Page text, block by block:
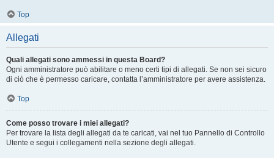
Top
Allegati
Quali allegati sono ammessi in questa Board?
Ogni amministratore può abilitare o meno certi tipi di allegati. Se non sei sicuro
di ciò che è permesso caricare, contatta l’amministratore per avere assistenza.
Top
Come posso trovare i miei allegati?
Per trovare la lista degli allegati da te caricati, vai nel tuo Pannello di Controllo
Utente e segui i collegamenti nella sezione degli allegati.